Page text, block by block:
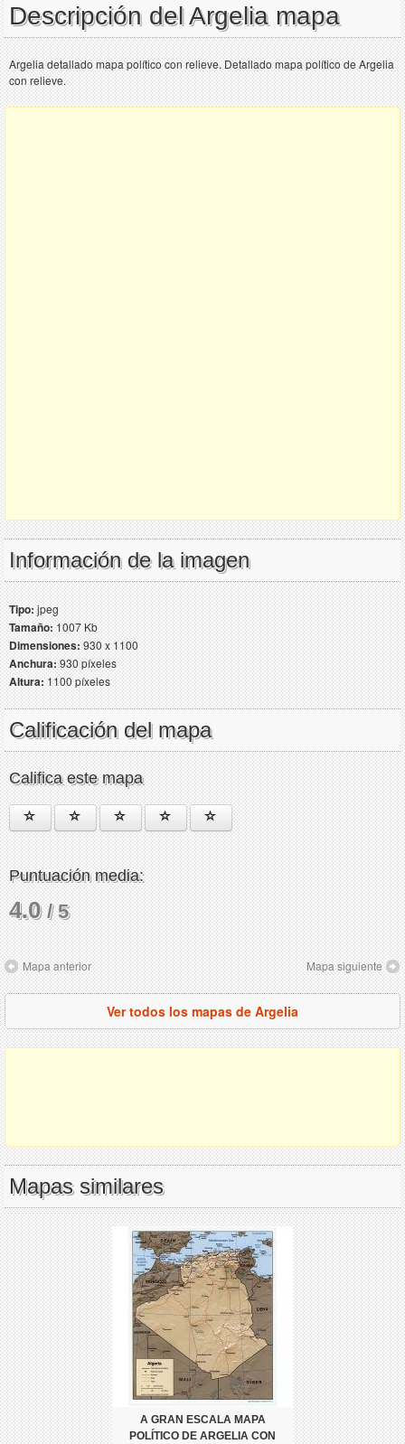
Descripción del Argelia mapa
Argelia detallado mapa político con relieve. Detallado mapa político de Argelia
con relieve.
Información de la imagen
Tipo:jpeg
Tamaño:1007 Kb
Dimensiones:930 x 1100
Anchura:930 píxeles
Altura:1100 píxeles
Calificación del mapa
Califica este mapa
Puntuación media:
4.0/ 5
Mapa anterior Mapa siguiente
Ver todos los mapas de Argelia
Mapas similares
A GRAN ESCALA MAPA
POLÍTICO DE ARGELIA CON